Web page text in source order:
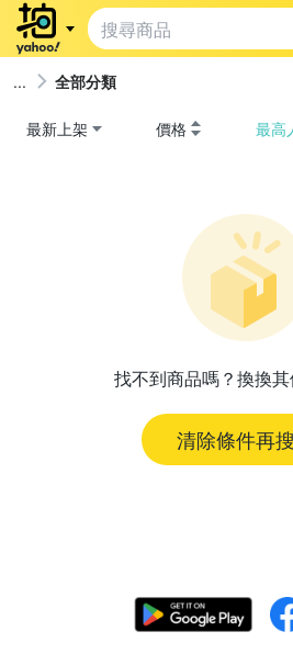
全部分類
最新上架 價格 最高
找不到商品嗎？換換其
清除條件再